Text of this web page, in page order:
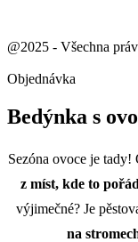
@2025 - Všechna
Objednávka
Bedýnka s
Sezóna ovoce je tady!
z míst, kde to
výjimečné? Je
na